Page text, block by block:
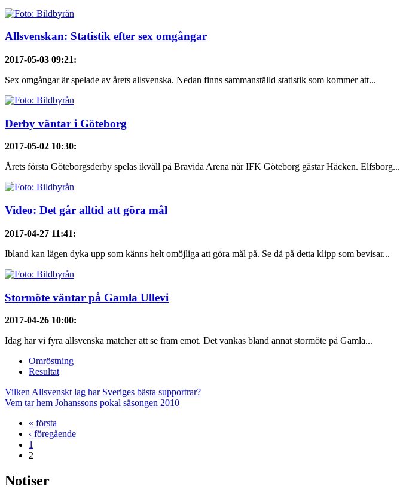
Allsvenskan: Statistik efter sex omgångar
2017-05-03 09:21:
Sex omgångar är spelade av årets allsvenska. Nedan finns sammanställd statistik som kommer att...
Derby väntar i Göteborg
2017-05-02 10:30:
Årets första Göteborgsderby spelas ikväll på Bravida Arena när IFK Göteborg gästar Häcken. Elfsborg...
Video: Det går alltid att göra mål
2017-04-27 11:41:
Ibland kan lägen dyka upp som känns helt omöjliga att göra mål på. Se då på detta klipp som bevisar...
Stormöte väntar på Gamla Ullevi
2017-04-26 10:00:
Idag har vi fyra allsvenska matcher att se fram emot. Det vankas bland annat stormöte på Gamla...
Omröstning
Resultat
Vilken Allsvenskt lag har Sveriges bästa supportrar?
Vem tar hem Johanssons pokal säsongen 2010
« första
‹ föregående
1
2
Notiser